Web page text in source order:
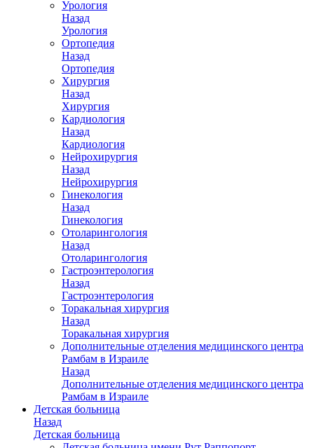
Урология
Назад
Урология
Ортопедия
Назад
Ортопедия
Хирургия
Назад
Хирургия
Кардиология
Назад
Кардиология
Нейрохирургия
Назад
Нейрохирургия
Гинекология
Назад
Гинекология
Отоларингология
Назад
Отоларингология
Гастроэнтерология
Назад
Гастроэнтерология
Торакальная хирургия
Назад
Торакальная хирургия
Дополнительные отделения медицинского центра
Рамбам в Израиле
Назад
Дополнительные отделения медицинского центра
Рамбам в Израиле
Детская больница
Назад
Детская больница